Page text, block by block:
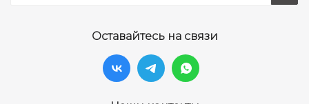
Оставайтесь на связи